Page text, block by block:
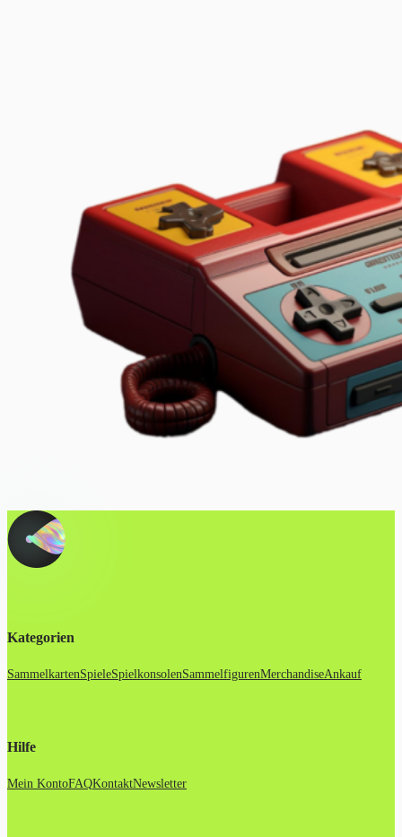
Kategorien
SammelkartenSpieleSpielkonsolenSammelfigurenMerchandiseAnkauf
Hilfe
Mein KontoFAQKontaktNewsletter